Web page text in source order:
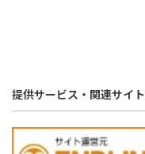
提供サービス・関連サイト